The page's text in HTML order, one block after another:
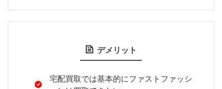
デメリット
宅配買取では基本的にファストファッシ